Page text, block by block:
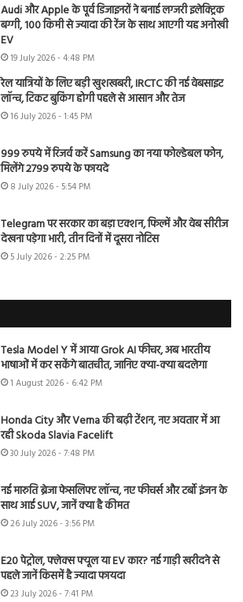
Audi और Apple के पूर्व डिजाइनरों ने बनाई लग्जरी इलेक्ट्रिक
बग्गी, 100 किमी से ज्यादा की रेंज के साथ आएगी यह अनोखी
EV
19 July 2026 - 4:48 PM
रेल यात्रियों के लिए बड़ी खुशखबरी, IRCTC की नई वेबसाइट
लॉन्च, टिकट बुकिंग होगी पहले से आसान और तेज
16 July 2026 - 1:45 PM
999 रुपये में रिजर्व करें Samsung का नया फोल्डेबल फोन,
मिलेंगे 2799 रुपये के फायदे
8 July 2026 - 5:54 PM
Telegram पर सरकार का बड़ा एक्शन, फिल्में और वेब सीरीज
देखना पड़ेगा भारी, तीन दिनों में दूसरा नोटिस
5 July 2026 - 2:25 PM
Tesla Model Y में आया Grok AI फीचर, अब भारतीय
भाषाओं में कर सकेंगे बातचीत, जानिए क्या-क्या बदलेगा
1 August 2026 - 6:42 PM
Honda City और Verna की बढ़ी टेंशन, नए अवतार में आ
रही Skoda Slavia Facelift
30 July 2026 - 7:48 PM
नई मारुति ब्रेजा फेसलिफ्ट लॉन्च, नए फीचर्स और टर्बो इंजन के
साथ आई SUV, जानें क्या है कीमत
26 July 2026 - 3:56 PM
E20 पेट्रोल, फ्लेक्स फ्यूल या EV कार? नई गाड़ी खरीदने से
पहले जानें किसमें है ज्यादा फायदा
23 July 2026 - 7:41 PM